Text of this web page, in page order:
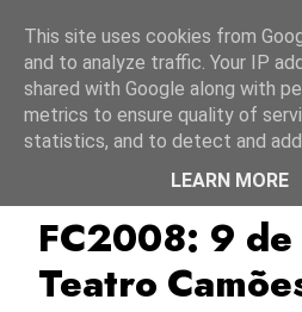
FC2008
FC2008: 9 de
Teatro
This site uses cookies from
and to analyze traffic. Your IP
shared with Google along with
metrics to ensure quality of
statistics, and to detect and
LEARN MORE